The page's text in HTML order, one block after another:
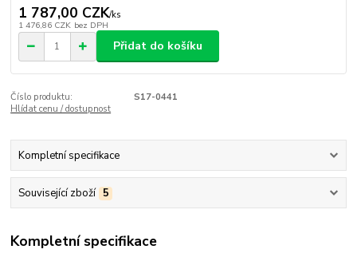
1 787,00 CZK/ks
1 476,86 CZK bez DPH
Přidat do košíku
Číslo produktu:
S17-0441
Hlídat cenu / dostupnost
Kompletní specifikace
Související zboží 5
Kompletní specifikace